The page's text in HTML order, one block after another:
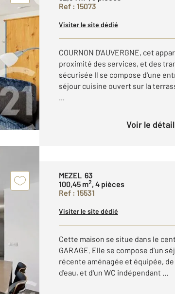
Ref : 15073
Visiter le site dédié
COURNON D'AUVERGNE, cet
proximité des services, et des
sécurisée Il se compose d'une
séjour cuisine ouvert sur la
...
Voir le
MEZEL 63
100,45 m2, 4 pièces
Ref : 15531
Visiter le site dédié
Cette maison se situe dans le
GARAGE. Elle se compose d'un
récente aménagée et équipée,
d'eau, et d'un WC indépendant ...